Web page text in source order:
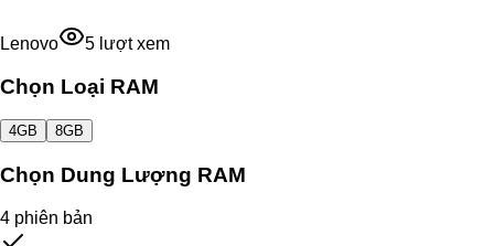
Lenovo 5 lượt xem
Chọn Loại RAM
4GB 8GB
Chọn Dung Lượng RAM
4 phiên bản